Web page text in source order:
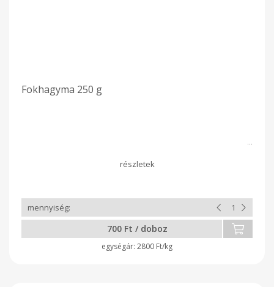
Fokhagyma 250 g
700 Ft / doboz
2800 Ft/kg